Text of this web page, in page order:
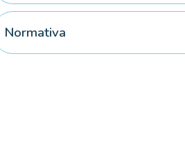
Normativa